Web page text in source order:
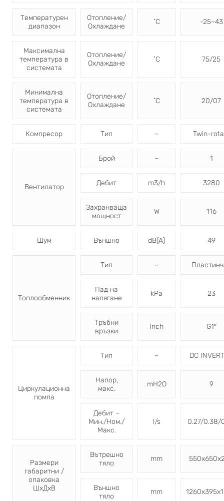
Температурен
диапазон
Отопление/
Охлаждане
˚C -25~43
Максимална
температура в
системата
Отопление/
Охлаждане
˚C 75/25
Минимална
температура в
системата
Отопление/
Охлаждане
˚C 20/07
Компресор Тип – Twin-
Вентилатор
Брой – 1
Дебит m3/h 3280
Захранваща
мощност
W 116
Шум Външно dB(A) 49
Топлообменник
Тип –
Пад на
налягане
kPa 23
Тръбни
връзки
Inch G1″
Циркулационна
помпа
Тип – DC
Напор,
макс.
mH2O 9
Дебит –
Мин./Ном./
Макс.
l/s 0.27/0.38/
Размери
габаритни /
опаковка
ШхДхВ
Вътрешно
тяло
mm
Външно
тяло
mm